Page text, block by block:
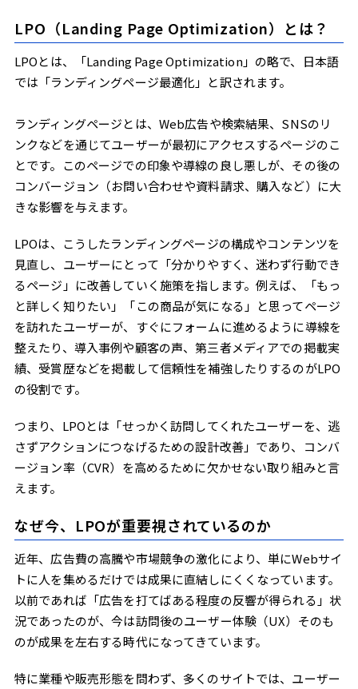
LPO（Landing Page Optimization）とは？
LPOとは、「Landing Page Optimization」の略で、日本語
では「ランディングページ最適化」と訳されます。
ランディングページとは、Web広告や検索結果、SNSのリ
ンクなどを通じてユーザーが最初にアクセスするページのこ
とです。このページでの印象や導線の良し悪しが、その後の
コンバージョン（お問い合わせや資料請求、購入など）に大
きな影響を与えます。
LPOは、こうしたランディングページの構成やコンテンツを
見直し、ユーザーにとって「分かりやすく、迷わず行動でき
るページ」に改善していく施策を指します。例えば、「もっ
と詳しく知りたい」「この商品が気になる」と思ってページ
を訪れたユーザーが、すぐにフォームに進めるように導線を
整えたり、導入事例や顧客の声、第三者メディアでの掲載実
績、受賞歴などを掲載して信頼性を補強したりするのがLPO
の役割です。
つまり、LPOとは「せっかく訪問してくれたユーザーを、逃
さずアクションにつなげるための設計改善」であり、コンバ
ージョン率（CVR）を高めるために欠かせない取り組みと言
えます。
なぜ今、LPOが重要視されているのか
近年、広告費の高騰や市場競争の激化により、単にWebサイ
トに人を集めるだけでは成果に直結しにくくなっています。
以前であれば「広告を打てばある程度の反響が得られる」状
況であったのが、今は訪問後のユーザー体験（UX）そのも
のが成果を左右する時代になってきています。
特に業種や販売形態を問わず、多くのサイトでは、ユーザー